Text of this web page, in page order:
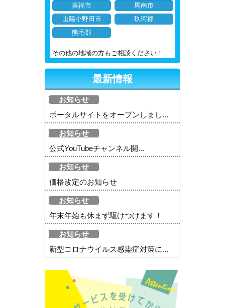
美祢市
周南市
山陽小野田市
玖珂郡
熊毛郡
その他の地域の方もご相談ください！
最新情報
お知らせ
ポータルサイトをオープンしまし...
お知らせ
公式YouTubeチャンネル開...
お知らせ
価格改定のお知らせ
お知らせ
年末年始も休まず駆けつけます！
お知らせ
新型コロナウイルス感染症対策に...